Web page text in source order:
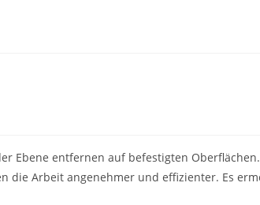
Ebene entfernen auf befestigten
Arbeit angenehmer und effizienter. Es